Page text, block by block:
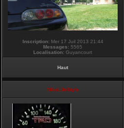
Inscription:Mer 17 Juil 2013 21:44
Messages: 5565
Localisation: Guyancourt
Haut
NikoLifeStyle